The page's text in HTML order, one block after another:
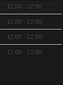
12.00 - 22.00
12.00 - 22.00
12.00 - 22.00
12.00 - 22.00